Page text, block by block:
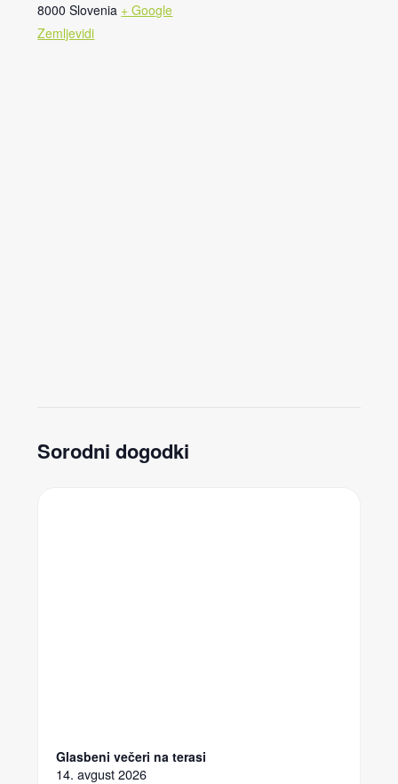
8000 Slovenia + Google
Zemljevidi
Sorodni dogodki
Glasbeni večeri na terasi
14. avgust 2026